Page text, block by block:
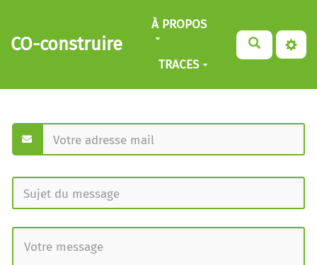
Aller au contenu principal
CO-construire
À PROPOS
TRACES